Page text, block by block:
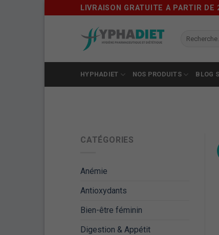
LIVRAISON GRATUITE A PARTIR DE
HYPHADIET NOS PRODUITS BLOG
CATÉGORIES
Anémie
Antioxydants
Bien-être féminin
Digestion & Appétit